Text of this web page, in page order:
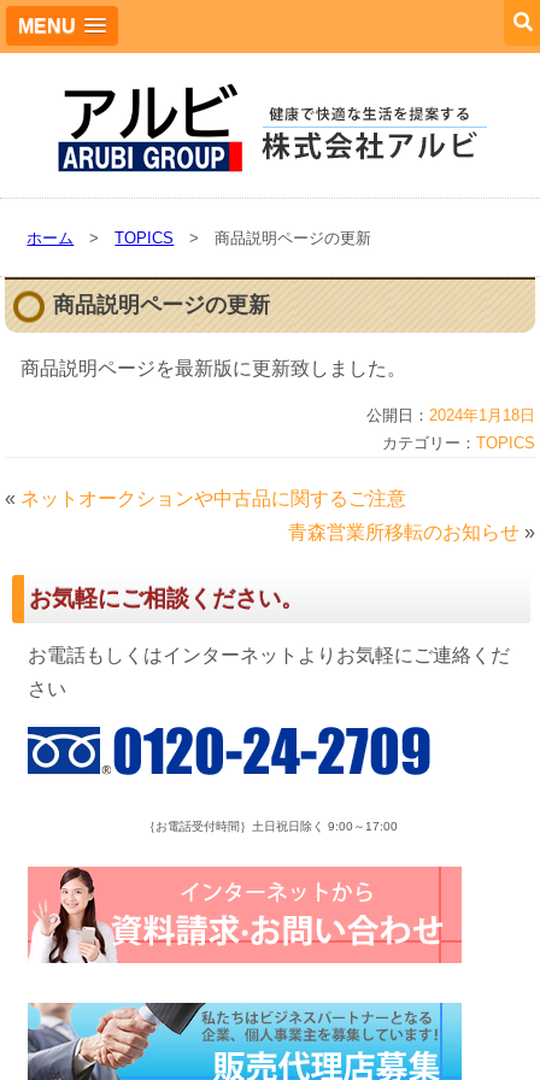
MENU
ホーム >TOPICS > 商品説明ページの更新
商品説明ページの更新
商品説明ページを最新版に更新致しました。
公開日： 2024年1月18日
カテゴリー： TOPICS
« ネットオークションや中古品に関するご注意
青森営業所移転のお知らせ»
お気軽にご相談ください。
お電話もしくはインターネットよりお気軽にご連絡くだ
さい
｛お電話受付時間｝土日祝日除く 9:00～17:00